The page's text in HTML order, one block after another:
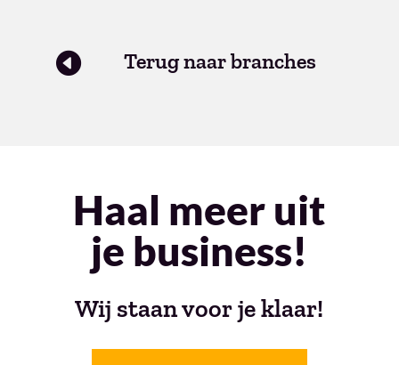
 Terug naar branches
Haal meer uit
je business!
Wij staan voor je klaar!